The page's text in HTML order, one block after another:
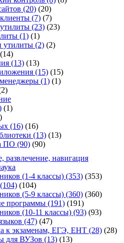
(20) (20)
(7) (7)
(23) (23)
(1) (1)
утилиты (2) (2)
(14)
(13) (13)
(15) (15)
(1) (1)
(1)
(16) (16)
(13) (13)
ПО (90) (90)
развлечение, навигация
(1-4 классы) (353) (353)
(104) (104)
(5-9 классы) (360) (360)
программы (191) (191)
(10-11 классы) (93) (93)
(47) (47)
к экзаменам, ЕГЭ, ЕНТ (28) (28)
для ВУЗов (13) (13)